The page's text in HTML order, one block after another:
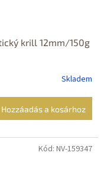
krill 12mm/150g
Skladem
Hozzáadás a kosárhoz
Kód: NV-159347